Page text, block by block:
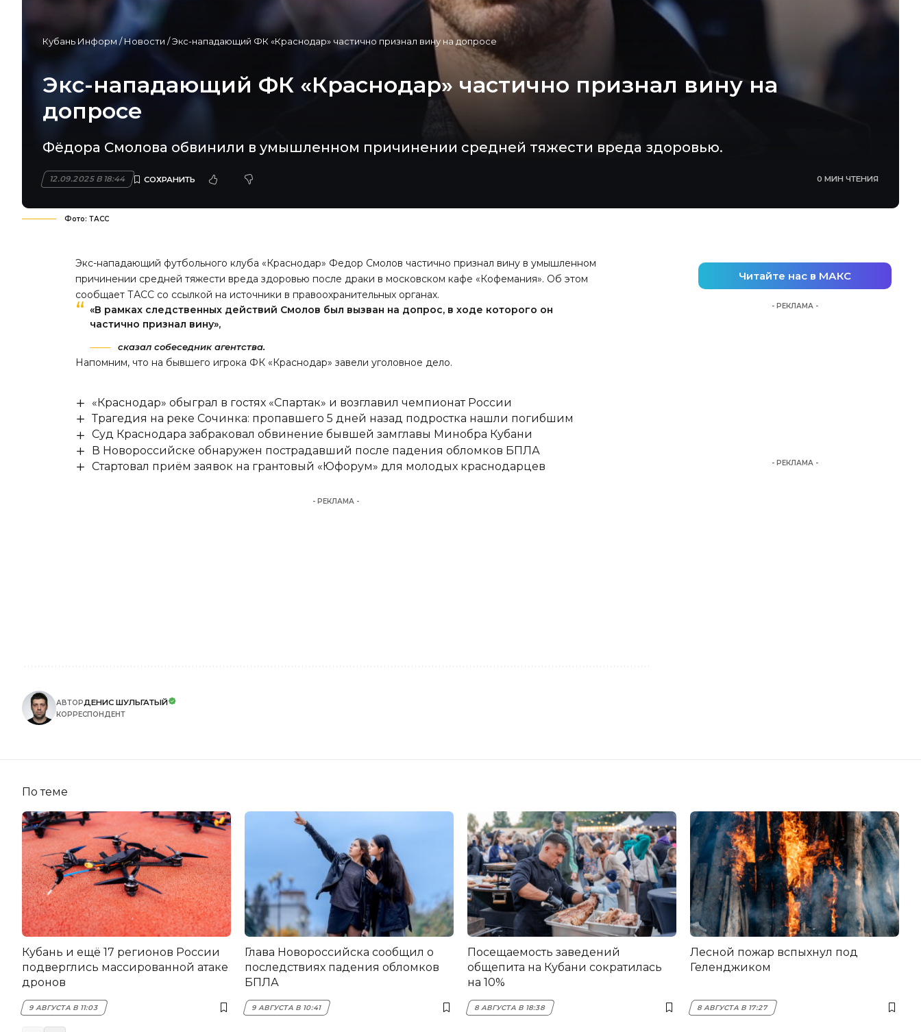
Кубань Информ/Новости /Экс-нападающий ФК «Краснодар» частично признал вину на допросе
Экс-нападающий ФК «Краснодар» частично признал вину на
допросе
Фёдора Смолова обвинили в умышленном причинении средней тяжести вреда здоровью.
12.09.2025 В 18:44 0 МИН ЧТЕНИЯ
Фото: ТАСС
Экс-нападающий футбольного клуба «Краснодар» Федор Смолов частично признал вину в умышленном
причинении средней тяжести вреда здоровью после драки в московском кафе «Кофемания». Об этом
сообщает ТАСС со ссылкой на источники в правоохранительных органах.
«В рамках следственных действий Смолов был вызван на допрос, в ходе которого он
частично признал вину»,
сказал собеседник агентства.
Напомним, что на бывшего игрока ФК «Краснодар»завели уголовное дело.
«Краснодар» обыграл в гостях «Спартак» и возглавил чемпионат России
Трагедия на реке Сочинка: пропавшего 5 дней назад подростка нашли погибшим
Суд Краснодара забраковал обвинение бывшей замглавы Минобра Кубани
В Новороссийске обнаружен пострадавший после падения обломков БПЛА
Стартовал приём заявок на грантовый «Юфорум» для молодых краснодарцев
- РЕКЛАМА -
АВТОРДЕНИС ШУЛЬГАТЫЙ
КОРРЕСПОНДЕНТ
Читайте нас в МАКС
- РЕКЛАМА -
- РЕКЛАМА -
По теме
Кубань и ещё 17 регионов России
подверглись массированной атаке
дронов
9 АВГУСТА В 11:03
Глава Новороссийска сообщил о
последствиях падения обломков
БПЛА
9 АВГУСТА В 10:41
Посещаемость заведений
общепита на Кубани сократилась
на 10%
8 АВГУСТА В 18:38
Лесной пожар вспыхнул под
Геленджиком
8 АВГУСТА В 17:27